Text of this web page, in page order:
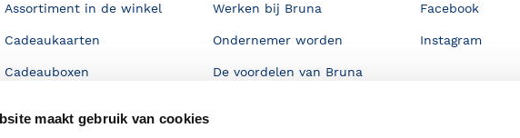
maakt gebruik van cookies
Assortiment in de winkel
Cadeaukaarten
Cadeauboxen
Werken bij Bruna
Ondernemer worden
De voordelen van Bruna
Facebook
Instagram